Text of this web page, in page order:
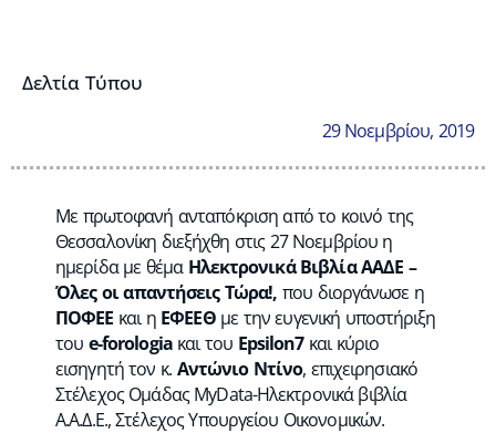
Δελτία Τύπου
29 Νοεμβρίου, 2019
Με πρωτοφανή ανταπόκριση από το κοινό της
Θεσσαλονίκη διεξήχθη στις 27 Νοεμβρίου η
ημερίδα με θέμα Ηλεκτρονικά Βιβλία ΑΑΔΕ –
Όλες οι απαντήσεις Τώρα!, που διοργάνωσε η
ΠΟΦΕΕ και η ΕΦΕΕΘμε την ευγενική υποστήριξη
του e-forologiaκαι του Epsilon7και κύριο
εισηγητή τον κ. Αντώνιο Ντίνο, επιχειρησιακό
Στέλεχος Ομάδας MyData-Ηλεκτρονικά βιβλία
Α.Α.Δ.Ε., Στέλεχος Υπουργείου Οικονομικών.